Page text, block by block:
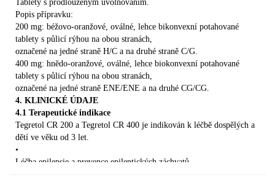
předávání těchto impulzů.
Tegretol CR je určen pro dospělé, dospívající a děti od 3 let věku.
2.
ČEMU MUSÍTE VĚNOVAT POZORNOST, NEŽ ZAČNETE
TEGRETOL
CR UŽÍVAT
Tegretol CR můžete užívat až po kompletním vyšetření.
Neužívejte Tegretol CR:
•
jestliže jste alergický(á) (přecitlivělý/á) na karbamazepin
nebo na kteroukoli další složku
přípravku;
•
Tablety s prodlouženým uvolňováním.
Popis přípravku:
200 mg: béžovo-oranžové, oválné, lehce bikonvexní potahované
tablety s půlicí rýhou na obou stranách,
označené na jedné straně H/C a na druhé straně C/G.
400 mg: hnědo-oranžové, oválné, lehce biokonvexní potahované
tablety s půlicí rýhou na obou stranách,
označené na jedné straně ENE/ENE a na druhé CG/CG.
4. KLINICKÉ ÚDAJE
4.1 Terapeutické indikace
Tegretol CR 200 a Tegretol CR 400 je indikován k léčbě dospělých a
dětí ve věku od 3 let.
•
Léčba epilepsie a prevence epileptických záchvatů.